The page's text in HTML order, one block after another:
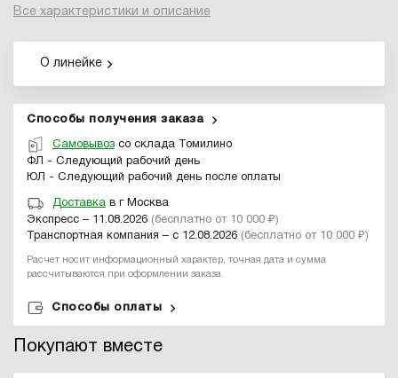
Все характеристики и описание
О линейке
Способы получения заказа
Самовывоз со склада Томилино
ФЛ - Следующий рабочий день
ЮЛ - Следующий рабочий день после оплаты
Доставка в г Москва
Экспресс – 11.08.2026 (бесплатно от 10 000 ₽)
Транспортная компания – с 12.08.2026 (бесплатно от 10 000 ₽)
Расчет носит информационный характер, точная дата и сумма
рассчитываются при оформлении заказа.
Способы оплаты
Покупают вместе